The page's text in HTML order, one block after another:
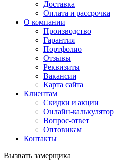
Доставка
Оплата и рассрочка
О компании
Производство
Гарантия
Портфолио
Отзывы
Реквизиты
Вакансии
Карта сайта
Клиентам
Скидки и акции
Онлайн-калькулятор
Вопрос-ответ
Оптовикам
Контакты
Вызвать замерщика